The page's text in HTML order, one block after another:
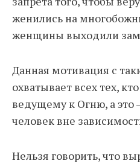
женились на
женщины выходили
Данная мотивация с
охватывает всех тех,
ведущему к Огню, а
человек вне
Нельзя говорить, что